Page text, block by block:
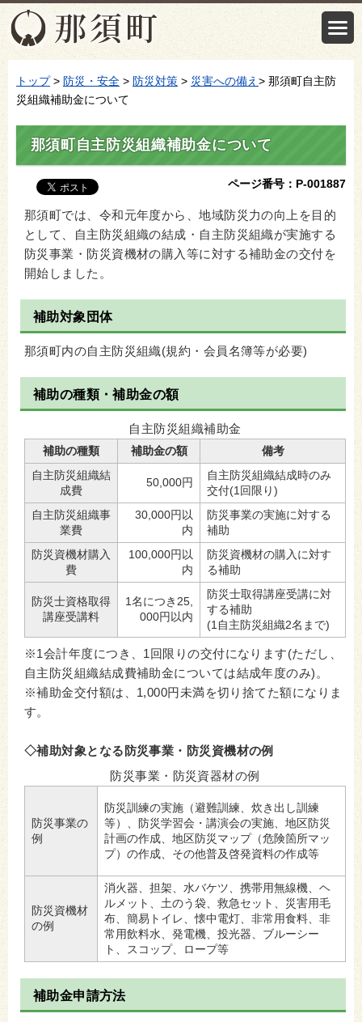
トップ> 防災・安全 > 防災対策 > 災害への備え > 那須町自主防
災組織補助金について
那須町自主防災組織補助金について
ページ番号：P-001887
那須町では、令和元年度から、地域防災力の向上を目的
として、自主防災組織の結成・自主防災組織が実施する
防災事業・防災資機材の購入等に対する補助金の交付を
開始しました。
補助対象団体
那須町内の自主防災組織(規約・会員名簿等が必要)
補助の種類・補助金の額
自主防災組織補助金
補助の種類
補助金の額
備考
自主防災組織結
成費
50,000円
自主防災組織結成時のみ
交付(1回限り)
自主防災組織事
業費
30,000円以
内
防災事業の実施に対する
補助
防災資機材購入
費
100,000円以
内
防災資機材の購入に対す
る補助
防災士資格取得
講座受講料
1名につき25,
000円以内
防災士取得講座受講に対
する補助
(1自主防災組織2名まで)
※1会計年度につき、1回限りの交付になります(ただし、
自主防災組織結成費補助金については結成年度のみ)。
※補助金交付額は、1,000円未満を切り捨てた額になりま
す。
◇補助対象となる防災事業・防災資機材の例
防災事業・防災資器材の例
防災事業の
例
防災訓練の実施（避難訓練、炊き出し訓練
等）、防災学習会・講演会の実施、地区防災
計画の作成、地区防災マップ（危険箇所マッ
プ）の作成、その他普及啓発資料の作成等
防災資機材
の例
消火器、担架、水バケツ、携帯用無線機、ヘ
ルメット、土のう袋、救急セット、災害用毛
布、簡易トイレ、懐中電灯、非常用食料、非
常用飲料水、発電機、投光器、ブルーシー
ト、スコップ、ロープ等
補助金申請方法